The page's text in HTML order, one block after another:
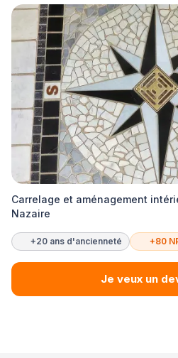
Carrelage et aménagement
Nazaire
+20 ans d'ancienneté +80
Je veux un